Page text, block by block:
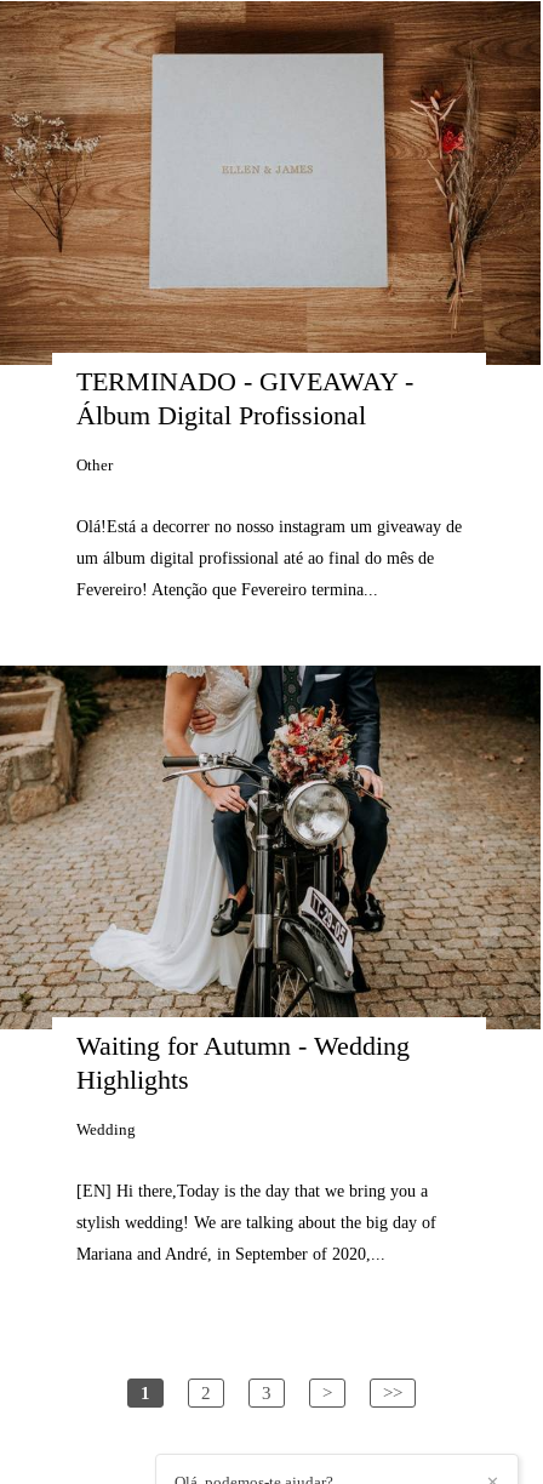
TERMINADO - GIVEAWAY -
Álbum Digital Profissional
Other
Olá!Está a decorrer no nosso instagram um giveaway de
um álbum digital profissional até ao final do mês de
Fevereiro! Atenção que Fevereiro termina...
Waiting for Autumn - Wedding
Highlights
Wedding
[EN] Hi there,Today is the day that we bring you a
stylish wedding! We are talking about the big day of
Mariana and André, in September of 2020,...
1 2 3 > >>